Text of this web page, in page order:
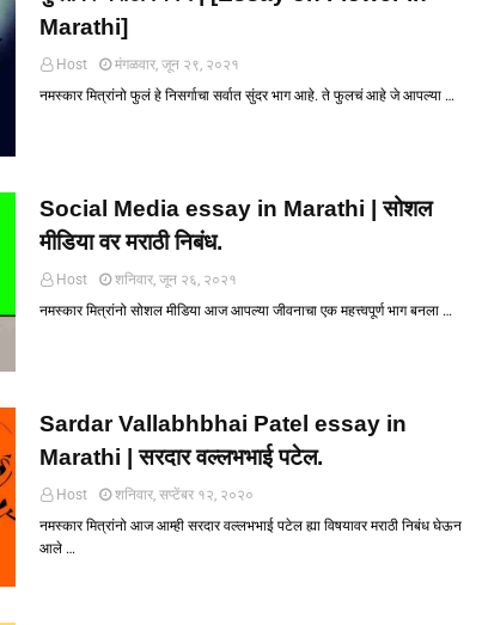
Marathi]
Host
मंगळवार, जून २९, २०२१
नमस्कार मित्रांनो फुलं हे निसर्गाचा सर्वात सुंदर भाग आहे. ते फुलचं आहे जे आपल्या …
Social Media essay in Marathi | सोशल
मीडिया वर मराठी निबंध.
Host
शनिवार, जून २६, २०२१
नमस्कार मित्रांनो सोशल मीडिया आज आपल्या जीवनाचा एक महत्त्वपूर्ण भाग बनला …
Sardar Vallabhbhai Patel essay in
Marathi | सरदार वल्लभभाई पटेल.
Host
शनिवार, सप्टेंबर १२, २०२०
नमस्कार मित्रांनो आज आम्ही सरदार वल्लभभाई पटेल ह्या विषयावर मराठी निबंध घेऊन
आले …